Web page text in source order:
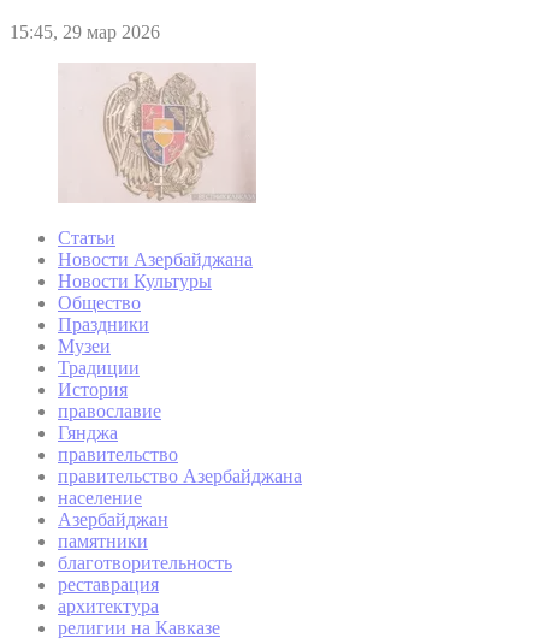
15:45, 29 мар 2026
Статьи
Новости Азербайджана
Новости Культуры
Общество
Праздники
Музеи
Традиции
История
православие
Гянджа
правительство
правительство Азербайджана
население
Азербайджан
памятники
благотворительность
реставрация
архитектура
религии на Кавказе